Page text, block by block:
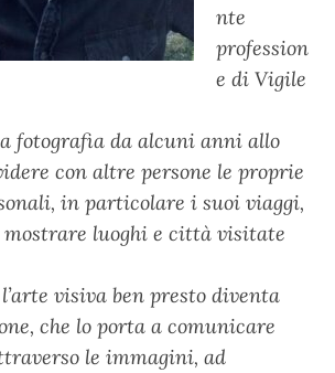
nte
profession
e di Vigile
fotografia da alcuni anni allo
con altre persone le proprie
in particolare i suoi viaggi,
luoghi e città visitate
l’arte visiva ben presto diventa
che lo porta a comunicare
le immagini, ad